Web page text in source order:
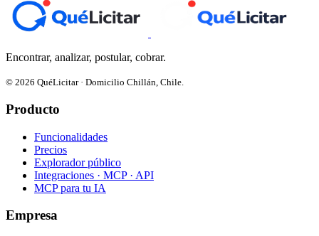
Encontrar, analizar, postular, cobrar.
© 2026 QuéLicitar · Domicilio Chillán, Chile.
Producto
Funcionalidades
Precios
Explorador público
Integraciones · MCP · API
MCP para tu IA
Empresa